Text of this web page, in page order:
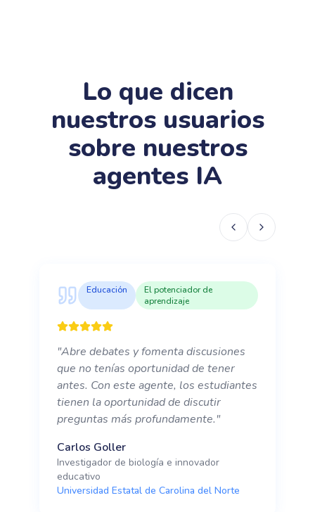
Lo que dicen
nuestros usuarios
sobre nuestros
agentes IA
Educación
El potenciador de
aprendizaje
"Abre debates y fomenta discusiones
que no tenías oportunidad de tener
antes. Con este agente, los estudiantes
tienen la oportunidad de discutir
preguntas más profundamente."
Carlos Goller
Investigador de biología e innovador
educativo
Universidad Estatal de Carolina del Norte